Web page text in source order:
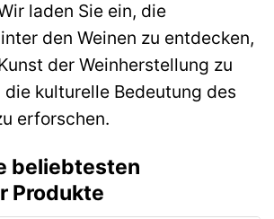
laden Sie ein, die
den Weinen zu entdecken,
der Weinherstellung zu
kulturelle Bedeutung des
erforschen.
beliebtesten
Produkte